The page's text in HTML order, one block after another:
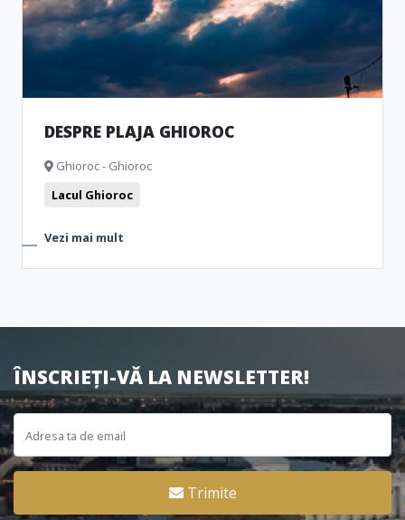
DESPRE PLAJA GHIOROC
Ghioroc - Ghioroc
Lacul Ghioroc
Vezi mai mult
ÎNSCRIEȚI-VĂ LA NEWSLETTER!
Trimite